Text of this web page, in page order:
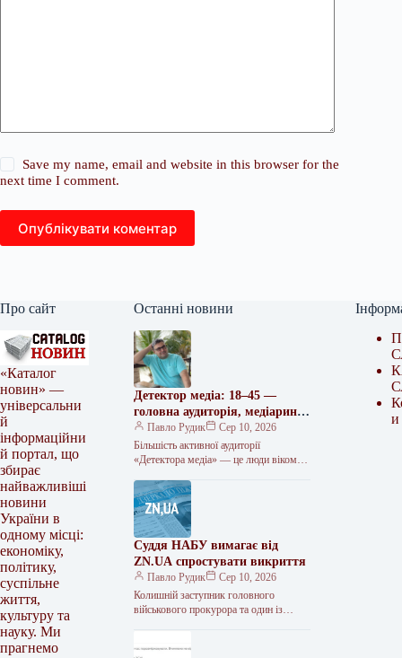
Save my name, email and website in this browser for the
next time I comment.
Опублікувати коментар
Про сайт
«Каталог
новин» —
універсальни
й
інформаційни
й портал, що
збирає
найважливіші
новини
України в
одному місці:
економіку,
політику,
суспільне
життя,
культуру та
науку. Ми
прагнемо
Останні новини
Детектор медіа: 18–45 —
головна аудиторія, медіаринок
— у фокусі інтересів
Павло Рудик
Сер 10, 2026
Більшість активної аудиторії
«Детектора медіа» — це люди віком
новини медіаринку. Про це свідчать
результати…
Суддя НАБУ вимагає від
ZN.UA спростувати викриття
Павло Рудик
Сер 10, 2026
Колишній заступник головного
військового прокурора та один із
Борзих подав до Печерського
и